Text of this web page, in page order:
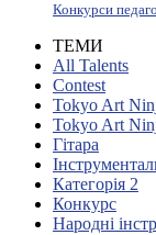
Конкурси
ТЕМИ
All Talents
Contest
Tokyo Art
Tokyo Art
Гітара
Категорія 2
Конкурс
Народні